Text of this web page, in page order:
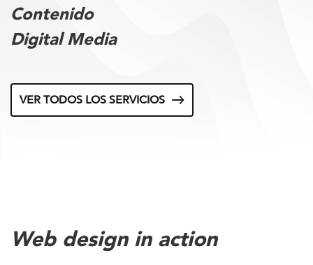
Contenido
Digital Media
VER TODOS LOS SERVICIOS
Web design in action